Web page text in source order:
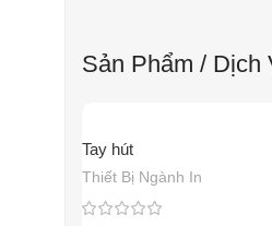
Sản Phẩm / Dịch
Tay hút
Thiết Bị Ngành In